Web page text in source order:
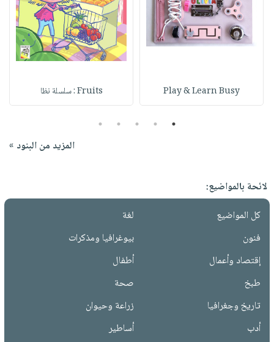
Play & Learn Busy Fruits : سلسلة نظا
1
2
3
4
5
المزيد من البنود »
لائحة بالمواضيع:
كل المواضيع
لغة
فنون
بيوغرافيا ومذكرات
إقتصاد وأعمال
أطفال
طبخ
صحة
تاريخ وجغرافيا
زراعة وحيوان
أدب
أساطير